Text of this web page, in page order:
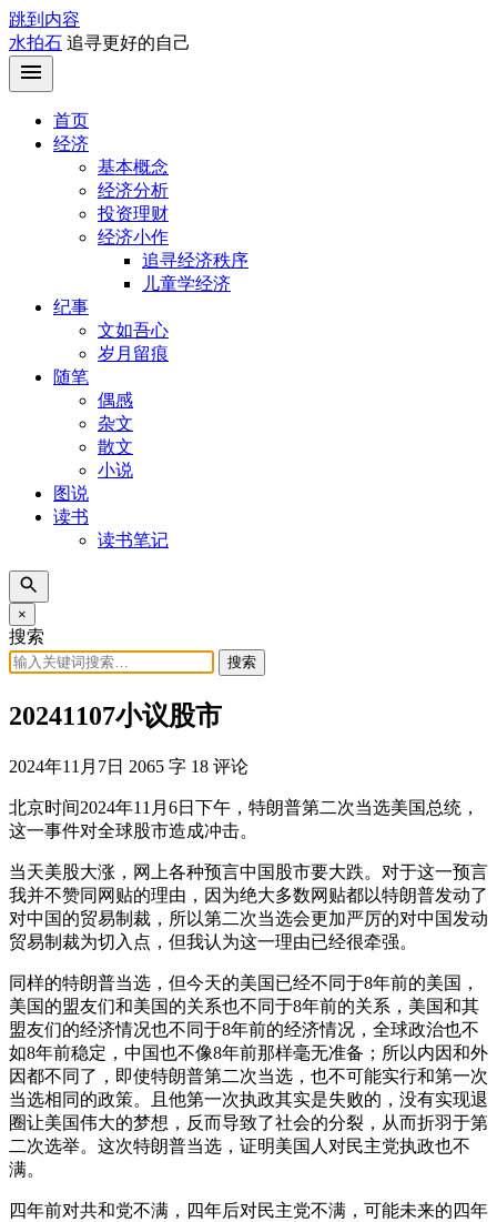
跳到内容
水拍石 追寻更好的自己
首页
经济
基本概念
经济分析
投资理财
经济小作
追寻经济秩序
儿童学经济
纪事
文如吾心
岁月留痕
随笔
偶感
杂文
散文
小说
图说
读书
读书笔记
×
搜索
搜索
20241107小议股市
2024年11月7日 2065 字 18 评论
北京时间2024年11月6日下午，特朗普第二次当选美国总统，
这一事件对全球股市造成冲击。
当天美股大涨，网上各种预言中国股市要大跌。对于这一预言
我并不赞同网贴的理由，因为绝大多数网贴都以特朗普发动了
对中国的贸易制裁，所以第二次当选会更加严厉的对中国发动
贸易制裁为切入点，但我认为这一理由已经很牵强。
同样的特朗普当选，但今天的美国已经不同于8年前的美国，
美国的盟友们和美国的关系也不同于8年前的关系，美国和其
盟友们的经济情况也不同于8年前的经济情况，全球政治也不
如8年前稳定，中国也不像8年前那样毫无准备；所以内因和外
因都不同了，即使特朗普第二次当选，也不可能实行和第一次
当选相同的政策。且他第一次执政其实是失败的，没有实现退
圈让美国伟大的梦想，反而导致了社会的分裂，从而折羽于第
二次选举。这次特朗普当选，证明美国人对民主党执政也不
满。
四年前对共和党不满，四年后对民主党不满，可能未来的四年